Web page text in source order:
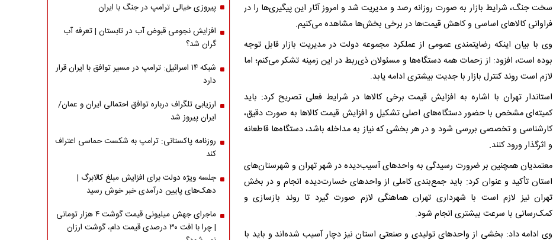
سخت جنگ، شرایط بازار به‌ صورت روزانه رصد و مدیریت شد و امروز آثار این پیگیری‌ها را در
فراوانی کالاهای اساسی و کاهش قیمت‌ها در برخی بخش‌ها مشاهده می‌کنیم.
وی با بیان اینکه رضایتمندی عمومی از عملکرد مجموعه دولت در مدیریت بازار قابل توجه
بوده است، افزود: از زحمات همه دستگاه‌ها و مسئولان ذی‌ربط در این زمینه تشکر می‌کنم؛ اما
لازم است روند کنترل بازار با جدیت بیشتری ادامه یابد.
استاندار تهران با اشاره به افزایش قیمت برخی کالاها در شرایط فعلی تصریح کرد: باید
کمیته‌ای مشخص با حضور دستگاه‌های اصلی تشکیل و افزایش قیمت کالاها به‌ صورت دقیق،
کارشناسی و تخصصی بررسی شود و در هر بخشی که نیاز به مداخله باشد، دستگاه‌ها قاطعانه
و اثرگذار ورود کنند.
معتمدیان همچنین بر ضرورت رسیدگی به واحدهای آسیب‌دیده در شهر تهران و شهرستان‌های
استان تأکید و عنوان کرد: باید جمع‌بندی کاملی از واحدهای خسارت‌دیده انجام و در بخش
تهران نیز لازم است با شهرداری تهران هماهنگی لازم صورت گیرد تا روند بازسازی و
کمک‌رسانی با سرعت بیشتری انجام شود.
وی ادامه داد: بخشی از واحدهای تولیدی و صنعتی استان نیز دچار آسیب شده‌اند و باید با
پیروزی خیالی ترامپ در جنگ با ایران
افزایش نجومی قبوض آب در تابستان | تعرفه آب
گران شد؟
شبکه ۱۴ اسرائیل: ترامپ در مسیر توافق با ایران قرار
دارد
ارزیابی تلگراف درباره توافق احتمالی ایران و عمان/
ایران پیروز شد
روزنامه پاکستانی: ترامپ به شکست حماسی اعتراف
کند
جلسه ویژه دولت برای افزایش مبلغ کالابرگ |
دهک‌های پایین درآمدی خبر خوش رسید
ماجرای جهش میلیونی قیمت گوشت ۴ هزار تومانی
| چرا با افت ۳۰ درصدی قیمت دام، گوشت ارزان